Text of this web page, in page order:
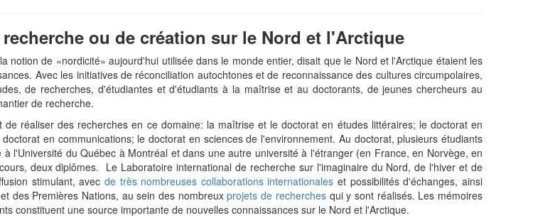
ou de création sur le Nord et l'Arctique
notion de «nordicité» aujourd'hui utilisée dans le monde entier, disait que le Nord et l'Arctique étaient les
Avec les initiatives de réconciliation autochtones et de reconnaissance des cultures circumpolaires,
de recherches, d'étudiantes et d'étudiants à la maîtrise et au doctorants, de jeunes chercheurs au
de recherche.
réaliser des recherches en ce domaine: la maîtrise et le doctorat en études littéraires; le doctorat en
en communications; le doctorat en sciences de l'environnement. Au doctorat, plusieurs étudiants
l'Université du Québec à Montréal et dans une autre université à l'étranger (en France, en Norvège, en
deux diplômes. Le Laboratoire international de recherche sur l'imaginaire du Nord, de l'hiver et de
stimulant, avec de très nombreuses collaborations internationales et possibilités d'échanges, ainsi
des Premières Nations, au sein des nombreuxprojets de recherchesqui y sont réalisés. Les mémoires
constituent une source importante de nouvelles connaissances sur le Nord et l'Arctique.